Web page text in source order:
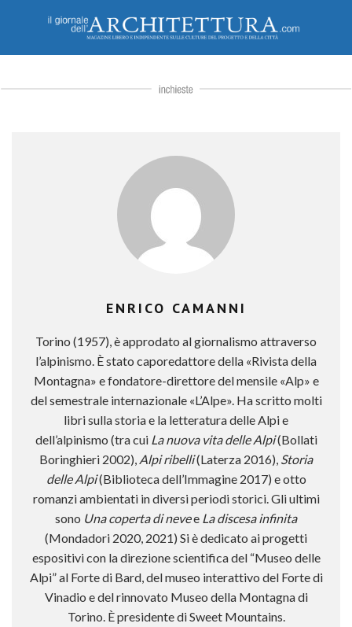
ENRICO CAMANNI
Torino (1957), è approdato al giornalismo attraverso
l’alpinismo. È stato caporedattore della «Rivista della
Montagna» e fondatore-direttore del mensile «Alp» e
del semestrale internazionale «L’Alpe». Ha scritto molti
libri sulla storia e la letteratura delle Alpi e
dell’alpinismo (tra cui La nuova vita delle Alpi(Bollati
Boringhieri 2002), Alpi ribelli(Laterza 2016), Storia
delle Alpi(Biblioteca dell’Immagine 2017) e otto
romanzi ambientati in diversi periodi storici. Gli ultimi
sono Una coperta di nevee La discesa infinita
(Mondadori 2020, 2021) Si è dedicato ai progetti
espositivi con la direzione scientifica del “Museo delle
Alpi” al Forte di Bard, del museo interattivo del Forte di
Vinadio e del rinnovato Museo della Montagna di
Torino. È presidente di Sweet Mountains.